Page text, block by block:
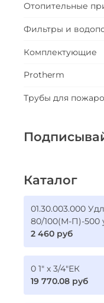
Отопительные
Фильтры и
Комплектующие
Protherm
Трубы для
Каталог
01.30.003.000
80/100(М-П)-500
2 460 руб
0 1" х 3/4"ЕК
19 770.08 руб